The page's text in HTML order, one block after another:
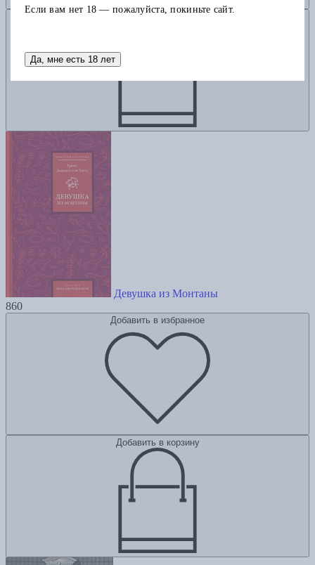
Добавить в корзину
Девушка из Монтаны
860
Добавить в избранное
Добавить в корзину
Если вам нет 18 — пожалуйста, покиньте сайт.
Да, мне есть 18 лет